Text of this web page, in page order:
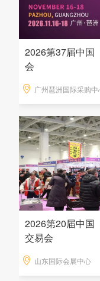
2026第37届中国
会
广州琶洲国际采购中
2026第20届中国
交易会
山东国际会展中心